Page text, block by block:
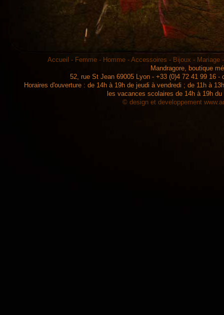
Accueil - Femme - Homme - Accessoires - Bijoux - Mariage
Mandragore, boutique
52, rue St Jean 69005 Lyon - +33 (0)4 72 41 99 16 -
Horaires d'ouverture : de 14h à 19h de jeudi à vendredi ; de 11h à
les vacances scolaires de 14h à 19h
© design et developpement